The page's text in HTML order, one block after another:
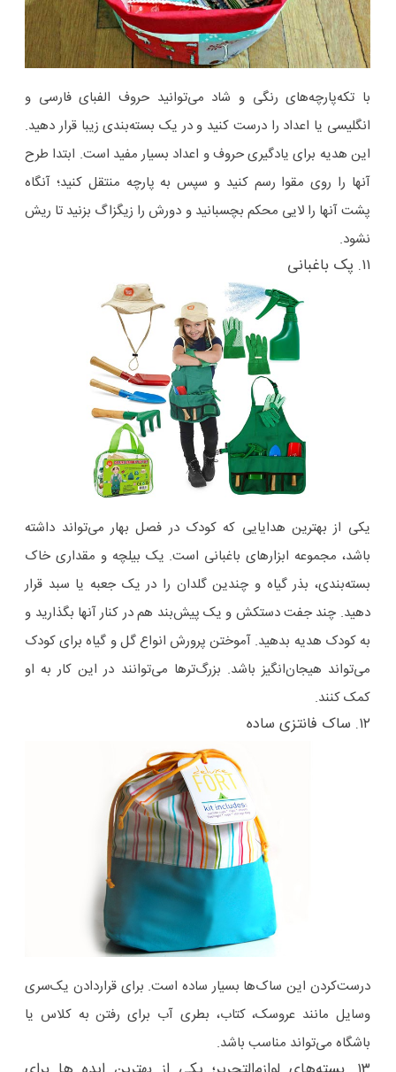
با تکه‌پارچه‌های رنگی و شاد می‌توانید حروف الفبای فارسی و
انگلیسی یا اعداد را درست کنید و در یک بسته‌بندی زیبا قرار دهید.
این هدیه برای یادگیری حروف و اعداد بسیار مفید است. ابتدا طرح
آنها را روی مقوا رسم کنید و سپس به پارچه منتقل کنید؛ آنگاه
پشت آنها را لایی محکم بچسبانید و دورش را زیگزاگ بزنید تا ریش
نشود.
۱۱. پک باغبانی
یکی از بهترین هدایایی که کودک در فصل بهار می‌تواند داشته
باشد، مجموعه ابزارهای باغبانی است. یک بیلچه و مقداری خاک
بسته‌بندی، بذر گیاه و چندین گلدان را در یک جعبه یا سبد قرار
دهید. چند جفت دستکش و یک پیش‌بند هم در کنار آنها بگذارید و
به کودک هدیه بدهید. آموختن پرورش انواع گل و گیاه برای کودک
می‌تواند هیجان‌انگیز باشد. بزرگ‌ترها می‌توانند در این کار به او
کمک کنند.
۱۲. ساک فانتزی ساده
درست‌کردن این ساک‌ها بسیار ساده است. برای قراردادن یک‌سری
وسایل مانند عروسک، کتاب، بطری آب برای رفتن به کلاس یا
باشگاه می‌تواند مناسب باشد.